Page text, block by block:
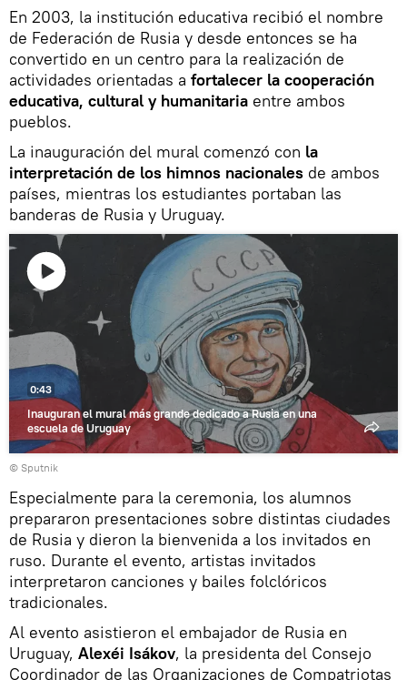
En 2003, la institución educativa recibió el nombre
de Federación de Rusia y desde entonces se ha
convertido en un centro para la realización de
actividades orientadas a fortalecer la cooperación
educativa, cultural y humanitaria entre ambos
pueblos.
La inauguración del mural comenzó con la
interpretación de los himnos nacionales de ambos
países, mientras los estudiantes portaban las
banderas de Rusia y Uruguay.
Inauguran el mural más grande dedicado a Rusia en una
escuela de Uruguay
0:43
© Sputnik
Especialmente para la ceremonia, los alumnos
prepararon presentaciones sobre distintas ciudades
de Rusia y dieron la bienvenida a los invitados en
ruso. Durante el evento, artistas invitados
interpretaron canciones y bailes folclóricos
tradicionales.
Al evento asistieron el embajador de Rusia en
Uruguay, Alexéi Isákov, la presidenta del Consejo
Coordinador de las Organizaciones de Compatriotas